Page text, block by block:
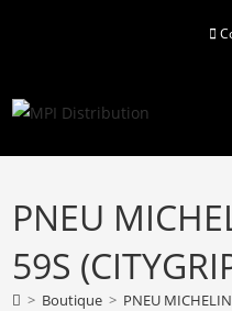
PNEU
59S
> Boutique > PNEU